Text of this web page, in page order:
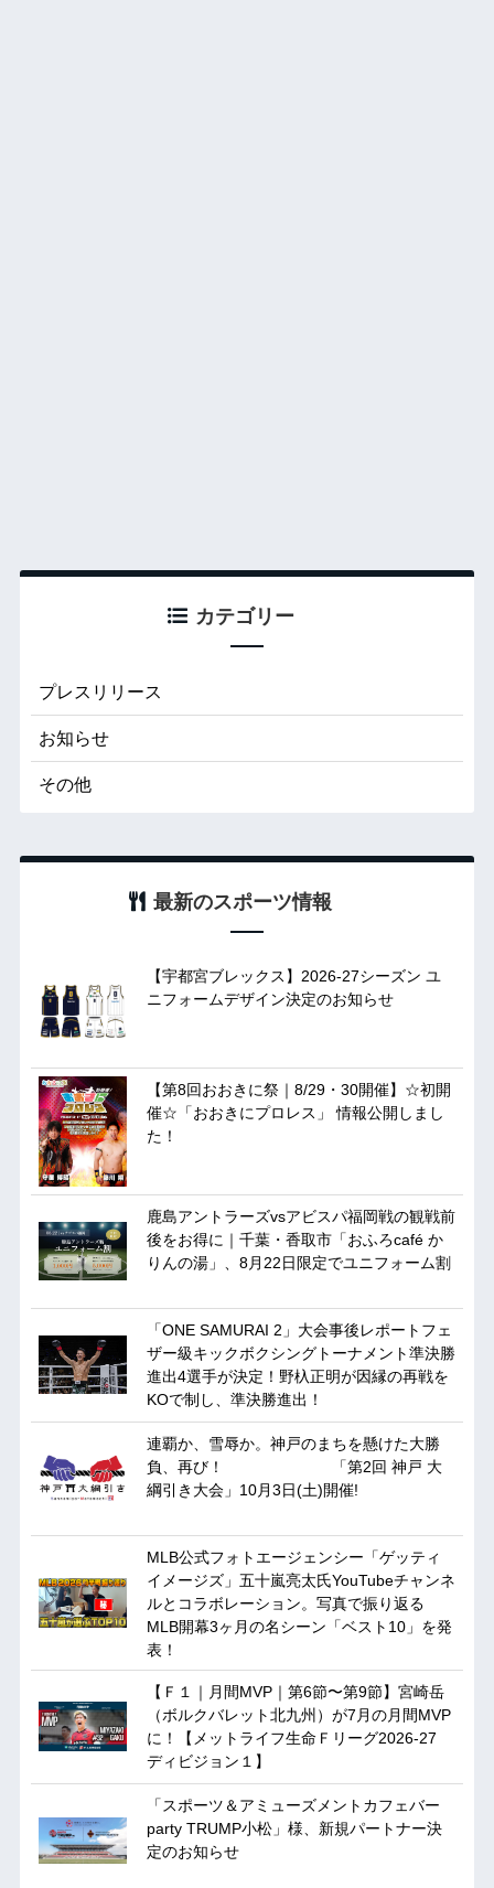
カテゴリー
プレスリリース
お知らせ
その他
最新のスポーツ情報
【宇都宮ブレックス】2026-27シーズン ユ
ニフォームデザイン決定のお知らせ
【第8回おおきに祭｜8/29・30開催】☆初開
催☆「おおきにプロレス」 情報公開しまし
た！
鹿島アントラーズvsアビスパ福岡戦の観戦前
後をお得に｜千葉・香取市「おふろcafé か
りんの湯」、8月22日限定でユニフォーム割
「ONE SAMURAI 2」大会事後レポートフェ
ザー級キックボクシングトーナメント準決勝
進出4選手が決定！野杁正明が因縁の再戦を
KOで制し、準決勝進出！
連覇か、雪辱か。神戸のまちを懸けた大勝
負、再び！ 「第2回 神戸 大
綱引き大会」10月3日(土)開催!
MLB公式フォトエージェンシー「ゲッティ
イメージズ」五十嵐亮太氏YouTubeチャンネ
ルとコラボレーション。写真で振り返る
MLB開幕3ヶ月の名シーン「ベスト10」を発
表！
【Ｆ１｜月間MVP｜第6節〜第9節】宮崎岳
（ボルクバレット北九州）が7月の月間MVP
に！【メットライフ生命Ｆリーグ2026-27
ディビジョン１】
「スポーツ＆アミューズメントカフェバー
party TRUMP小松」様、新規パートナー決
定のお知らせ